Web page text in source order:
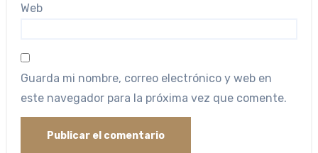
Web
Guarda mi nombre, correo electrónico y web en
este navegador para la próxima vez que comente.